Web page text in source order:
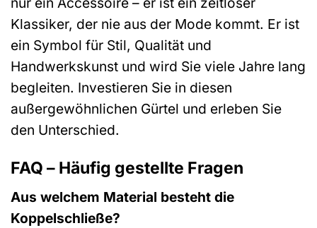
Klassiker, der nie aus der Mode kommt. Er ist
ein Symbol für Stil, Qualität und
Handwerkskunst und wird Sie viele Jahre lang
begleiten. Investieren Sie in diesen
außergewöhnlichen Gürtel und erleben Sie
den Unterschied.
FAQ – Häufig gestellte Fragen
Aus welchem Material besteht die
Koppelschließe?